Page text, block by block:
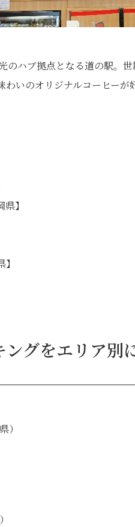
のハブ拠点となる道の駅。
いのオリジナルコーヒーが
】
グをエリア別
）